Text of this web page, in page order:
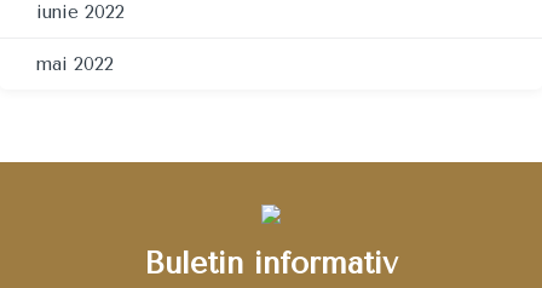
iunie 2022
mai 2022
Buletin informativ